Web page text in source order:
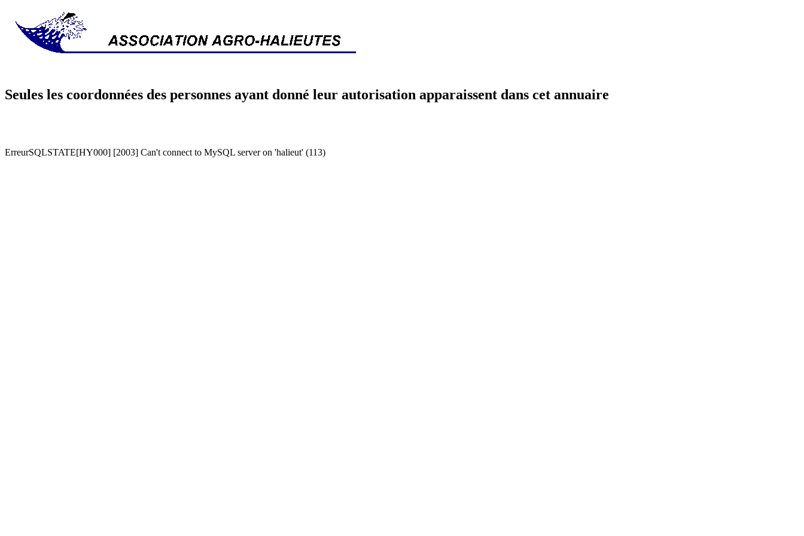
Seules les coordonnées des personnes ayant donné leur autorisation apparaissent dans cet annuaire
ErreurSQLSTATE[HY000] [2003] Can't connect to MySQL server on 'halieut' (113)